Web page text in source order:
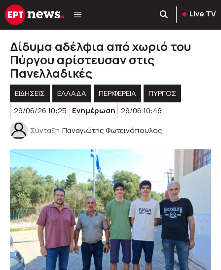
Μετάβαση
σε
Live TV
Δίδυμα αδέλφια από χωριό του
Πύργου αρίστευσαν στις
Πανελλαδικές
ΕΙΔΗΣΕΙΣ ΕΛΛΑΔΑ ΠΕΡΙΦΈΡΕΙΑ
ΠΥΡΓΟΣ
29/06/26 10:25
Ενημέρωση 29/06 10:46
Σύνταξη Παναγιώτης Φωτεινόπουλος